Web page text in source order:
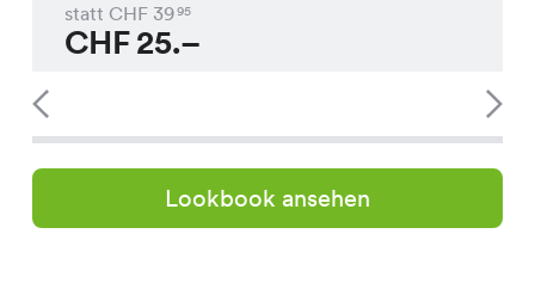
statt CHF 3995
CHF25.–
Lookbook ansehen